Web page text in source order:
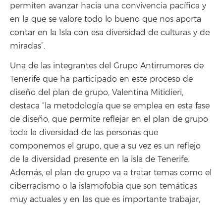
permiten avanzar hacia una convivencia pacífica y
en la que se valore todo lo bueno que nos aporta
contar en la Isla con esa diversidad de culturas y de
miradas”.
Una de las integrantes del Grupo Antirrumores de
Tenerife que ha participado en este proceso de
diseño del plan de grupo, Valentina Mitidieri,
destaca “la metodología que se emplea en esta fase
de diseño, que permite reflejar en el plan de grupo
toda la diversidad de las personas que
componemos el grupo, que a su vez es un reflejo
de la diversidad presente en la isla de Tenerife.
Además, el plan de grupo va a tratar temas como el
ciberracismo o la islamofobia que son temáticas
muy actuales y en las que es importante trabajar,